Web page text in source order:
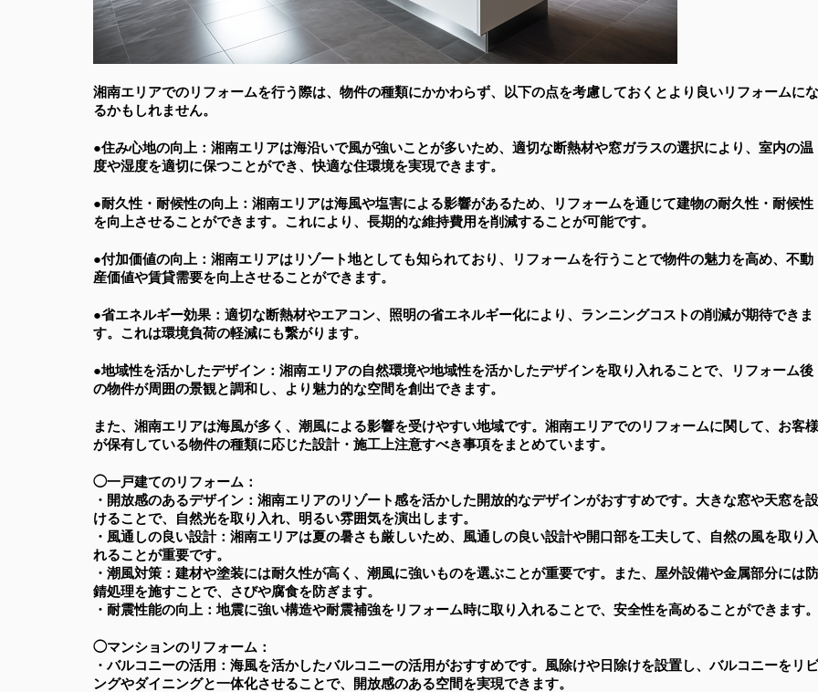
湘南エリアでのリフォームを行う際は、物件の種類にかかわらず、以下の点を考慮しておくとより良いリフォームにな
るかもしれません。
●住み心地の向上：湘南エリアは海沿いで風が強いことが多いため、適切な断熱材や窓ガラスの選択により、室内の温
度や湿度を適切に保つことができ、快適な住環境を実現できます。
●耐久性・耐候性の向上：湘南エリアは海風や塩害による影響があるため、リフォームを通じて建物の耐久性・耐候性
を向上させることができます。これにより、長期的な維持費用を削減することが可能です。
●付加価値の向上：湘南エリアはリゾート地としても知られており、リフォームを行うことで物件の魅力を高め、不動
産価値や賃貸需要を向上させることができます。
●省エネルギー効果：適切な断熱材やエアコン、照明の省エネルギー化により、ランニングコストの削減が期待できま
す。これは環境負荷の軽減にも繋がります。
●地域性を活かしたデザイン：湘南エリアの自然環境や地域性を活かしたデザインを取り入れることで、リフォーム後
の物件が周囲の景観と調和し、より魅力的な空間を創出できます。
また、湘南エリアは海風が多く、潮風による影響を受けやすい地域です。湘南エリアでのリフォームに関して、お客様
が保有している物件の種類に応じた設計・施工上注意すべき事項をまとめています。
◯一戸建てのリフォーム：
・開放感のあるデザイン：湘南エリアのリゾート感を活かした開放的なデザインがおすすめです。大きな窓や天窓を設
けることで、自然光を取り入れ、明るい雰囲気を演出します。
・風通しの良い設計：湘南エリアは夏の暑さも厳しいため、風通しの良い設計や開口部を工夫して、自然の風を取り入
れることが重要です。
・潮風対策：建材や塗装には耐久性が高く、潮風に強いものを選ぶことが重要です。また、屋外設備や金属部分には防
錆処理を施すことで、さびや腐食を防ぎます。
・耐震性能の向上：地震に強い構造や耐震補強をリフォーム時に取り入れることで、安全性を高めることができます。
◯マンションのリフォーム：
・バルコニーの活用：海風を活かしたバルコニーの活用がおすすめです。風除けや日除けを設置し、バルコニーをリビ
ングやダイニングと一体化させることで、開放感のある空間を実現できます。